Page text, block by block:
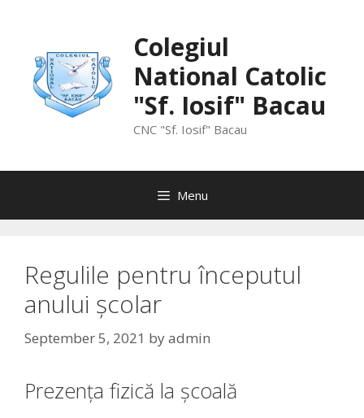
content
Colegiul
National Catolic
"Sf. Iosif" Bacau
CNC "Sf. Iosif" Bacau
Menu
Regulile pentru începutul
anului școlar
September 5, 2021 byadmin
Prezența fizică la școală